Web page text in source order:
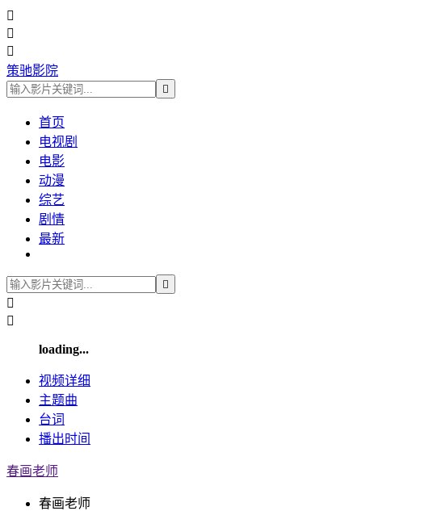



策驰影院

首页
电视剧
电影
动漫
综艺
剧情
最新



loading...
视频详细
主题曲
台词
播出时间
春画老师
春画老师